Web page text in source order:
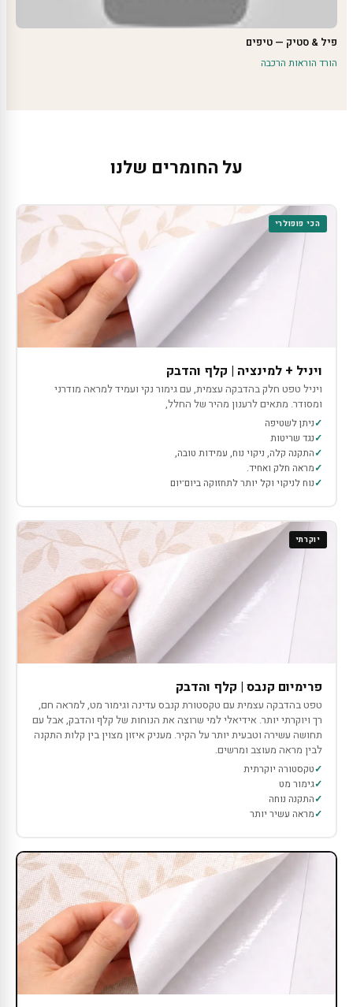
פיל & סטיק — טיפים
הורד הוראות הרכבה
על החומרים שלנו
הכי פופולרי
ויניל + למינציה | קלף והדבק
ויניל טפט חלק בהדבקה עצמית, עם גימור נקי ועמיד למראה מודרני
ומסודר. מתאים לרענון מהיר של החלל,
ניתן לשטיפה
נגד שריטות
התקנה קלה, ניקוי נוח, עמידות טובה,
מראה חלק ואחיד.
נוח לניקוי וקל יותר לתחזוקה ביום־יום
יוקרתי
פרימיום קנבס | קלף והדבק
טפט בהדבקה עצמית עם טקסטורת קנבס עדינה וגימור מט, למראה חם,
רך ויוקרתי יותר. אידיאלי למי שרוצה את הנוחות של קלף והדבק, אבל עם
תחושה עשירה וטבעית יותר על הקיר. מעניק איזון מצוין בין קלות התקנה
לבין מראה מעוצב ומרשים.
טקסטורה יוקרתית
גימור מט
התקנה נוחה
מראה עשיר יותר